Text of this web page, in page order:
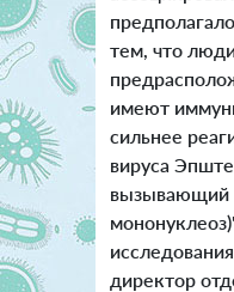
тем, что
имеют
сильнее
вируса
вызывающий
директор